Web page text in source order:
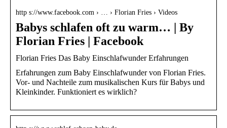
http s://www.facebook.com › … › Florian Fries › Videos
Babys schlafen oft zu warm… | By
Florian Fries | Facebook
Florian Fries Das Baby Einschlafwunder Erfahrungen
Erfahrungen zum Baby Einschlafwunder von Florian Fries.
Vor- und Nachteile zum musikalischen Kurs für Babys und
Kleinkinder. Funktioniert es wirklich?